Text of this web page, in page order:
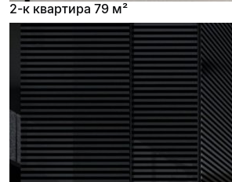
2-к квартира 79 м²